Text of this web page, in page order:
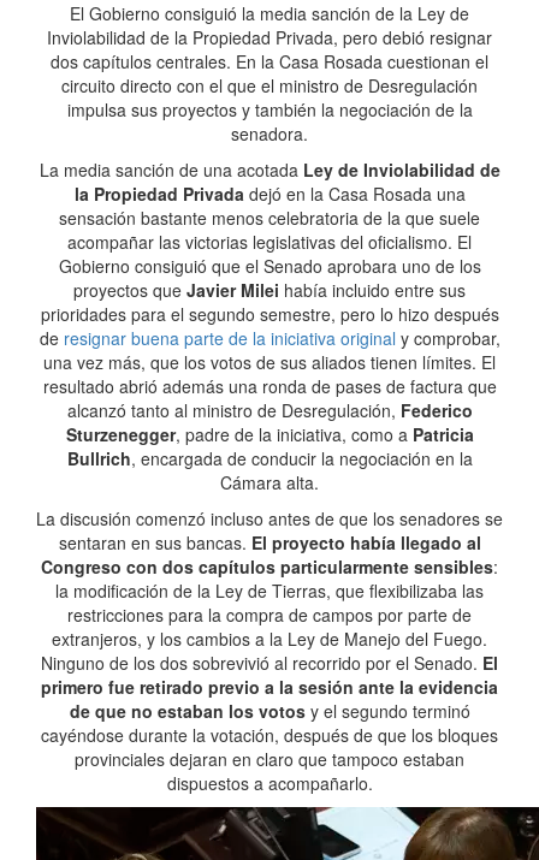
El Gobierno consiguió la media sanción de la Ley de
Inviolabilidad de la Propiedad Privada, pero debió resignar
dos capítulos centrales. En la Casa Rosada cuestionan el
circuito directo con el que el ministro de Desregulación
impulsa sus proyectos y también la negociación de la
senadora.
La media sanción de una acotada Ley de Inviolabilidad de
la Propiedad Privadadejó en la Casa Rosada una
sensación bastante menos celebratoria de la que suele
acompañar las victorias legislativas del oficialismo. El
Gobierno consiguió que el Senado aprobara uno de los
proyectos que Javier Milei había incluido entre sus
prioridades para el segundo semestre, pero lo hizo después
de resignar buena parte de la iniciativa original y comprobar,
una vez más, que los votos de sus aliados tienen límites. El
resultado abrió además una ronda de pases de factura que
alcanzó tanto al ministro de Desregulación, Federico
Sturzenegger, padre de la iniciativa, como a Patricia
Bullrich, encargada de conducir la negociación en la
Cámara alta.
La discusión comenzó incluso antes de que los senadores se
sentaran en sus bancas. El proyecto había llegado al
Congreso con dos capítulos particularmente sensibles:
la modificación de la Ley de Tierras, que flexibilizaba las
restricciones para la compra de campos por parte de
extranjeros, y los cambios a la Ley de Manejo del Fuego.
Ninguno de los dos sobrevivió al recorrido por el Senado. El
primero fue retirado previo a la sesión ante la evidencia
de que no estaban los votos y el segundo terminó
cayéndose durante la votación, después de que los bloques
provinciales dejaran en claro que tampoco estaban
dispuestos a acompañarlo.